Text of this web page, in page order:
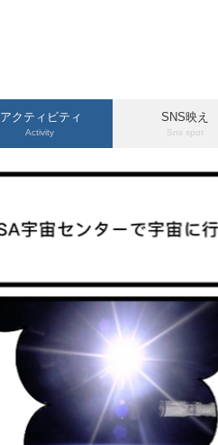
アクティビティ
Activity
SNS映え
Sns spot